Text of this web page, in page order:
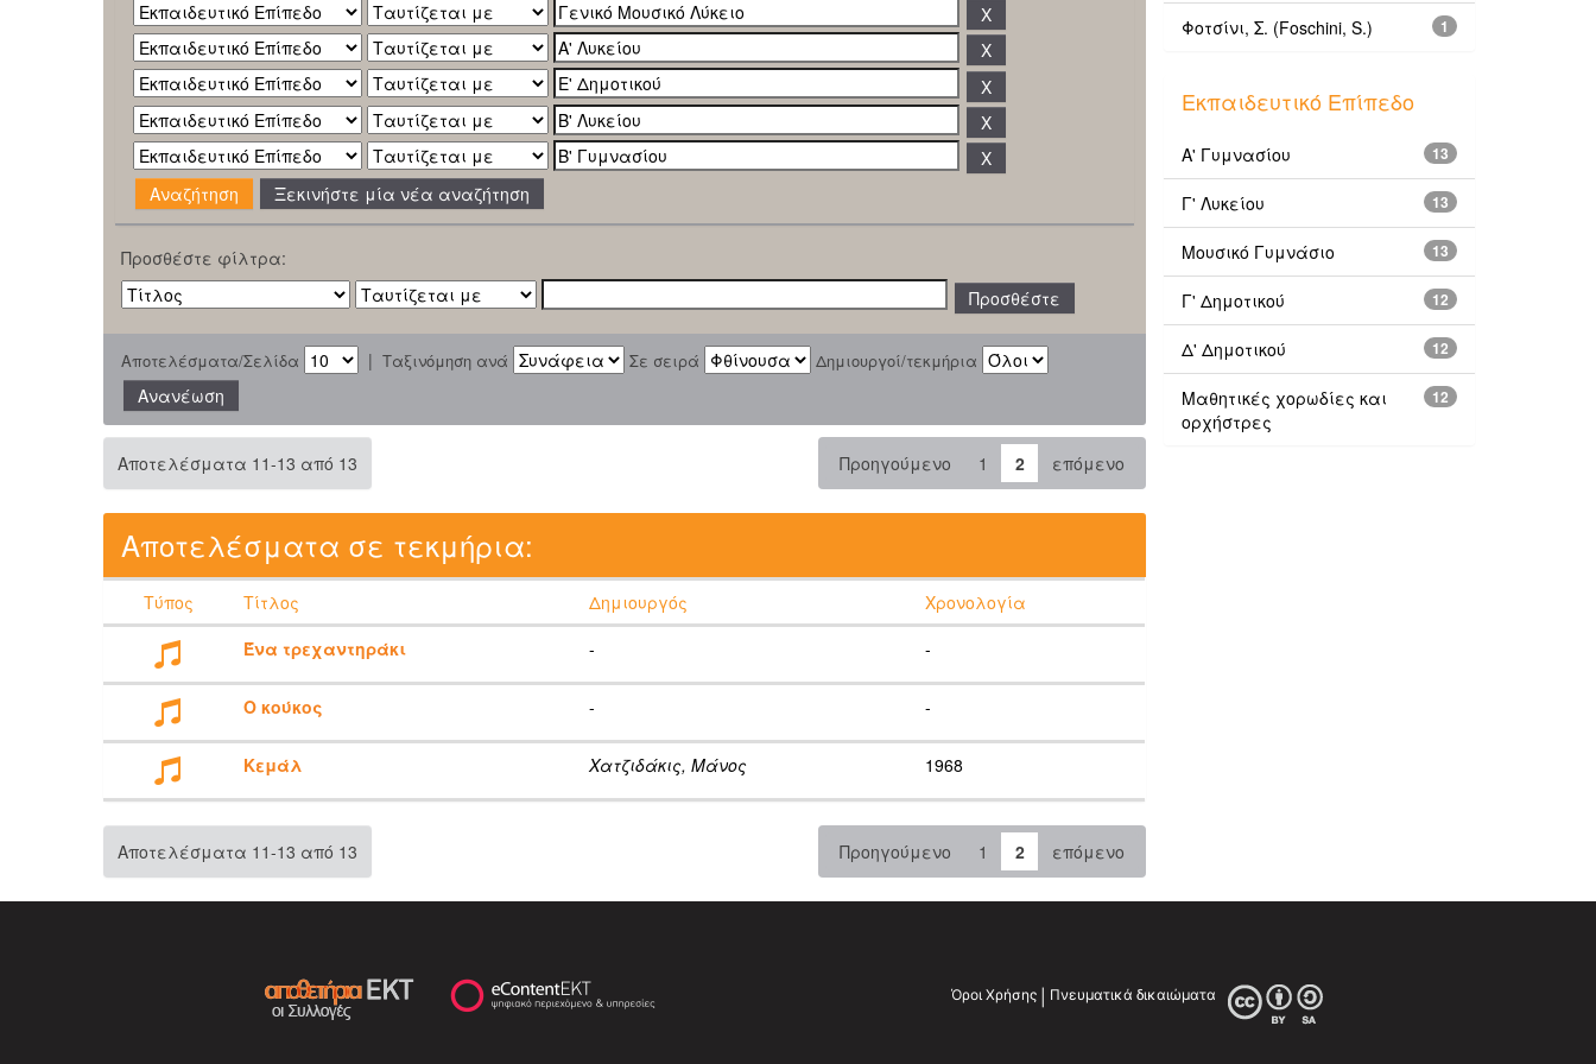
Ξεκινήστε μία νέα αναζήτηση
Προσθέστε φίλτρα:
Αποτελέσματα/Σελίδα | Ταξινόμηση ανά Σε σειρά Δημιουργοί/τεκμήρια
Αποτελέσματα 11-13 από 13 Προηγούμενο 1 2 επόμενο
Αποτελέσματα σε τεκμήρια:
Τύπος Τίτλος Δημιουργός
Χρονολογία
Ένα τρεχαντηράκι
- -
Ο κούκος - -
Κεμάλ Χατζιδάκις, Μάνος 1968
Αποτελέσματα 11-13 από 13 Προηγούμενο 1 2 επόμενο
1
Φοτσίνι, Σ. (Foschini, S.)
Εκπαιδευτικό Επίπεδο
13
Α' Γυμνασίου
13
Γ' Λυκείου
13
Μουσικό Γυμνάσιο
12
Γ' Δημοτικού
12
Δ' Δημοτικού
12
Μαθητικές χορωδίες και
ορχήστρες